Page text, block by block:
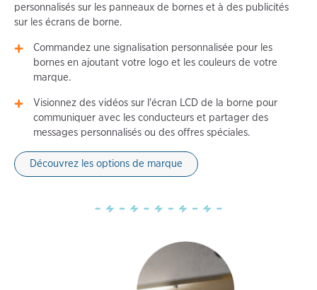
personnalisés sur les panneaux de bornes et à des publicités
sur les écrans de borne.
Commandez une signalisation personnalisée pour les
bornes en ajoutant votre logo et les couleurs de votre
marque.
Visionnez des vidéos sur l'écran LCD de la borne pour
communiquer avec les conducteurs et partager des
messages personnalisés ou des offres spéciales.
Découvrez les options de marque